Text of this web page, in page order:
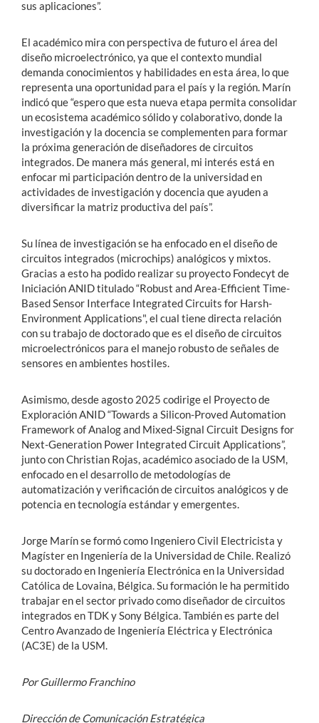
sus aplicaciones”.
El académico mira con perspectiva de futuro el área del
diseño microelectrónico, ya que el contexto mundial
demanda conocimientos y habilidades en esta área, lo que
representa una oportunidad para el país y la región. Marín
indicó que “espero que esta nueva etapa permita consolidar
un ecosistema académico sólido y colaborativo, donde la
investigación y la docencia se complementen para formar
la próxima generación de diseñadores de circuitos
integrados. De manera más general, mi interés está en
enfocar mi participación dentro de la universidad en
actividades de investigación y docencia que ayuden a
diversificar la matriz productiva del país”.
Su línea de investigación se ha enfocado en el diseño de
circuitos integrados (microchips) analógicos y mixtos.
Gracias a esto ha podido realizar su proyecto Fondecyt de
Iniciación ANID titulado “Robust and Area-Efficient Time-
Based Sensor Interface Integrated Circuits for Harsh-
Environment Applications", el cual tiene directa relación
con su trabajo de doctorado que es el diseño de circuitos
microelectrónicos para el manejo robusto de señales de
sensores en ambientes hostiles.
Asimismo, desde agosto 2025 codirige el Proyecto de
Exploración ANID “Towards a Silicon-Proved Automation
Framework of Analog and Mixed-Signal Circuit Designs for
Next-Generation Power Integrated Circuit Applications”,
junto con Christian Rojas, académico asociado de la USM,
enfocado en el desarrollo de metodologías de
automatización y verificación de circuitos analógicos y de
potencia en tecnología estándar y emergentes.
Jorge Marín se formó como Ingeniero Civil Electricista y
Magíster en Ingeniería de la Universidad de Chile. Realizó
su doctorado en Ingeniería Electrónica en la Universidad
Católica de Lovaina, Bélgica. Su formación le ha permitido
trabajar en el sector privado como diseñador de circuitos
integrados en TDK y Sony Bélgica. También es parte del
Centro Avanzado de Ingeniería Eléctrica y Electrónica
(AC3E) de la USM.
Por Guillermo Franchino
Dirección de Comunicación Estratégica